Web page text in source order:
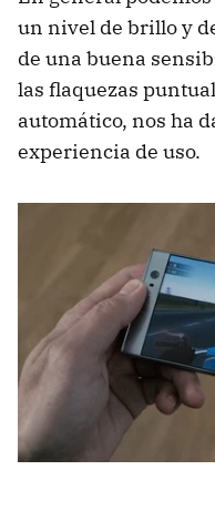
un nivel de brillo y
de una buena
las flaquezas
automático, nos ha
experiencia de uso.